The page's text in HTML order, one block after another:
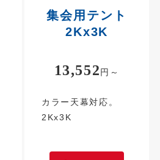
集会用テント
2Kx3K
13,552円～
カラー天幕対応。
2Kx3K